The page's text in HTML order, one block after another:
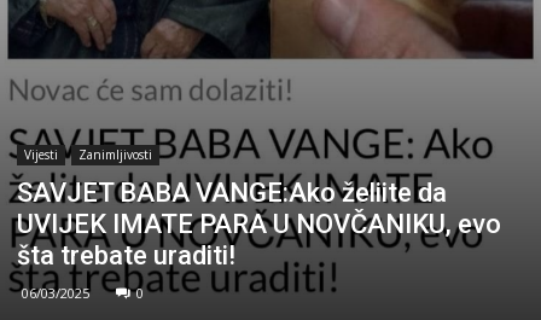
Vijesti Zanimljivosti
SAVJET BABA VANGE:Ako želiite da
UVIJEK IMATE PARA U NOVČANIKU, evo
šta trebate uraditi!
06/03/2025 0